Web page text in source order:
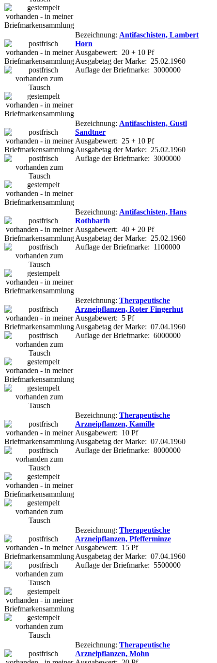
Bezeichnung: Antifaschisten, Lambert
Horn
Ausgabewert: 20 + 10 Pf
Ausgabetag der Marke: 25.02.1960
Auflage der Briefmarke: 3000000
Bezeichnung: Antifaschisten, Gustl
Sandtner
Ausgabewert: 25 + 10 Pf
Ausgabetag der Marke: 25.02.1960
Auflage der Briefmarke: 3000000
Bezeichnung: Antifaschisten, Hans
Rothbarth
Ausgabewert: 40 + 20 Pf
Ausgabetag der Marke: 25.02.1960
Auflage der Briefmarke: 1100000
Bezeichnung: Therapeutische
Arzneipflanzen, Roter Fingerhut
Ausgabewert: 5 Pf
Ausgabetag der Marke: 07.04.1960
Auflage der Briefmarke: 6000000
Bezeichnung: Therapeutische
Arzneipflanzen, Kamille
Ausgabewert: 10 Pf
Ausgabetag der Marke: 07.04.1960
Auflage der Briefmarke: 8000000
Bezeichnung: Therapeutische
Arzneipflanzen, Pfefferminze
Ausgabewert: 15 Pf
Ausgabetag der Marke: 07.04.1960
Auflage der Briefmarke: 5500000
Bezeichnung: Therapeutische
Arzneipflanzen, Mohn